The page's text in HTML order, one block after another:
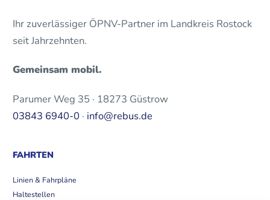
Ihr zuverlässiger ÖPNV-Partner im Landkreis Rostock
seit Jahrzehnten.
Gemeinsam mobil.
Parumer Weg 35 · 18273 Güstrow
03843 6940-0 · info@rebus.de
FAHRTEN
Linien & Fahrpläne
Haltestellen